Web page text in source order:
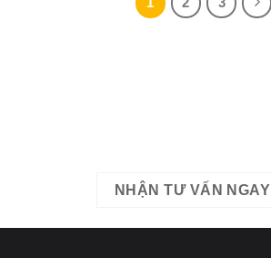
NHẬN TƯ VẤN NGAY